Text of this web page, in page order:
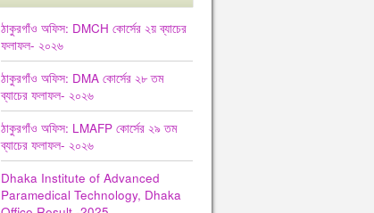
ঠাকুরগাঁও অফিস: DMCH কোর্সের ২য় ব্যাচের
ফলাফল- ২০২৬
ঠাকুরগাঁও অফিস: DMA কোর্সের ২৮ তম
ব্যাচের ফলাফল- ২০২৬
ঠাকুরগাঁও অফিস: LMAFP কোর্সের ২৯ তম
ব্যাচের ফলাফল- ২০২৬
Dhaka Institute of Advanced
Paramedical Technology, Dhaka